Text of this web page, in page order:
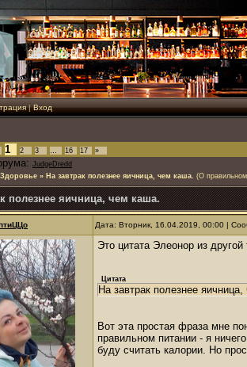
|Вход
1 2 3 … 16 17 »
JudgeDredd
Здоровье » На завтрак полезнее яичница, чем каша. (О
полезнее яичница, чем каша.
Дата: Вторник, 16.04.2019, 00:00 |
Это цитата Элеонор из
Цитата
На завтрак полезнее
Вот эта простая фраза мне
правильном питании - я
буду считать калории. Но